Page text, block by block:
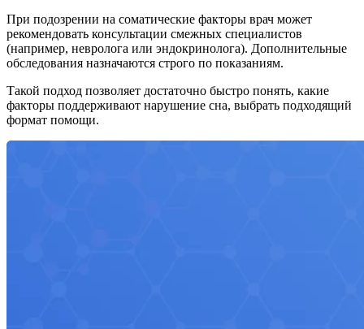
При подозрении на соматические факторы врач может
рекомендовать консультации смежных специалистов
(например, невролога или эндокринолога). Дополнительные
обследования назначаются строго по показаниям.
Такой подход позволяет достаточно быстро понять, какие
факторы поддерживают нарушение сна, выбрать подходящий
формат помощи.